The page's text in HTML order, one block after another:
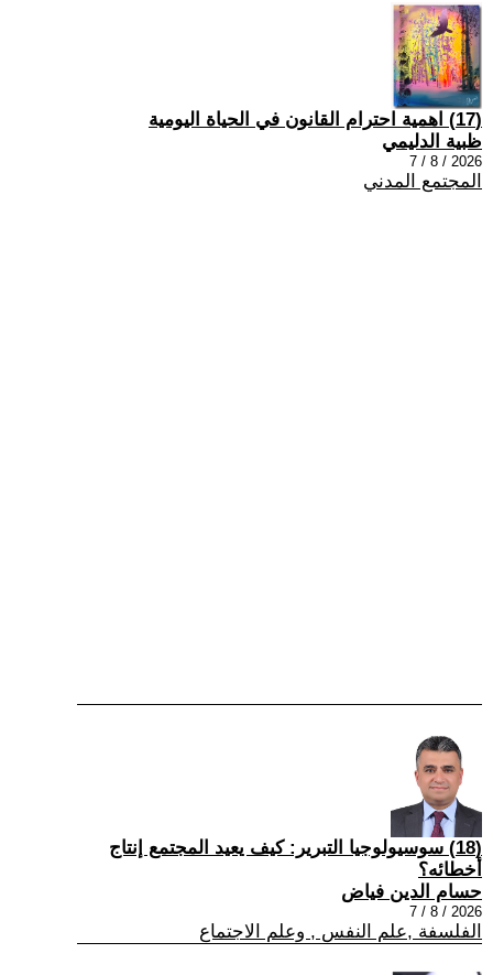
(17) اهمية احترام القانون في الحياة اليومية
ظبية الدليمي
2026 / 8 / 7
المجتمع المدني
(18) سوسيولوجيا التبرير: كيف يعيد المجتمع إنتاج
أخطائه؟
حسام الدين فياض
2026 / 8 / 7
الفلسفة ,علم النفس , وعلم الاجتماع